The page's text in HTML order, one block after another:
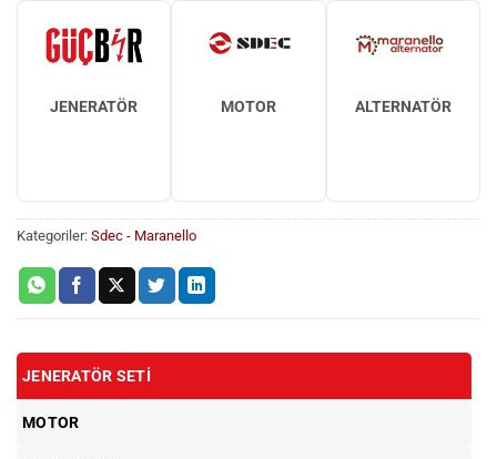
JENERATÖR MOTOR ALTERNATÖR
Kategoriler: Sdec - Maranello
JENERATÖR SETI
MOTOR